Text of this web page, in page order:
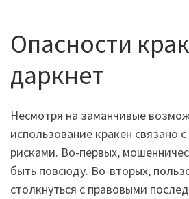
Опасности
даркнет
Несмотря на заманчивые
использование кракен связано
рисками. Во-первых,
быть повсюду. Во-вторых,
столкнуться с правовыми